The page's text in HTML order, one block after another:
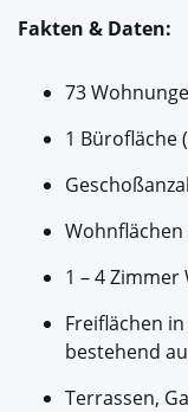
Fakten & Daten:
73
1 Bürofläche
Wohnflächen
1 – 4
Freiflächen
bestehend
Terrassen,